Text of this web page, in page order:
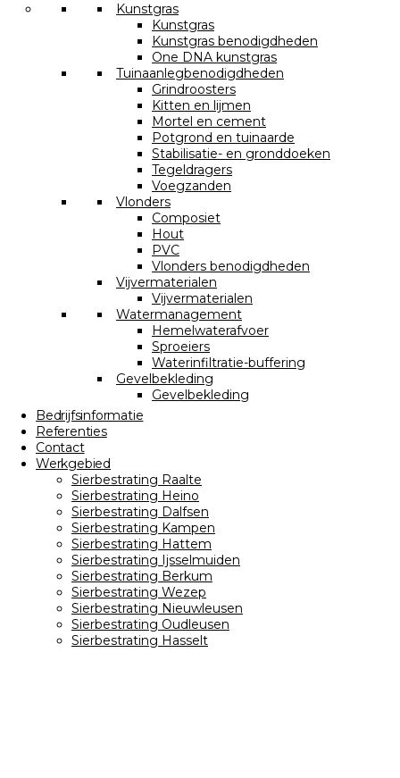
Kunstgras
Kunstgras
Kunstgras benodigdheden
One DNA kunstgras
Tuinaanlegbenodigdheden
Grindroosters
Kitten en lijmen
Mortel en cement
Potgrond en tuinaarde
Stabilisatie- en gronddoeken
Tegeldragers
Voegzanden
Vlonders
Composiet
Hout
PVC
Vlonders benodigdheden
Vijvermaterialen
Vijvermaterialen
Watermanagement
Hemelwaterafvoer
Sproeiers
Waterinfiltratie-buffering
Gevelbekleding
Gevelbekleding
Bedrijfsinformatie
Referenties
Contact
Werkgebied
Sierbestrating Raalte
Sierbestrating Heino
Sierbestrating Dalfsen
Sierbestrating Kampen
Sierbestrating Hattem
Sierbestrating Ijsselmuiden
Sierbestrating Berkum
Sierbestrating Wezep
Sierbestrating Nieuwleusen
Sierbestrating Oudleusen
Sierbestrating Hasselt